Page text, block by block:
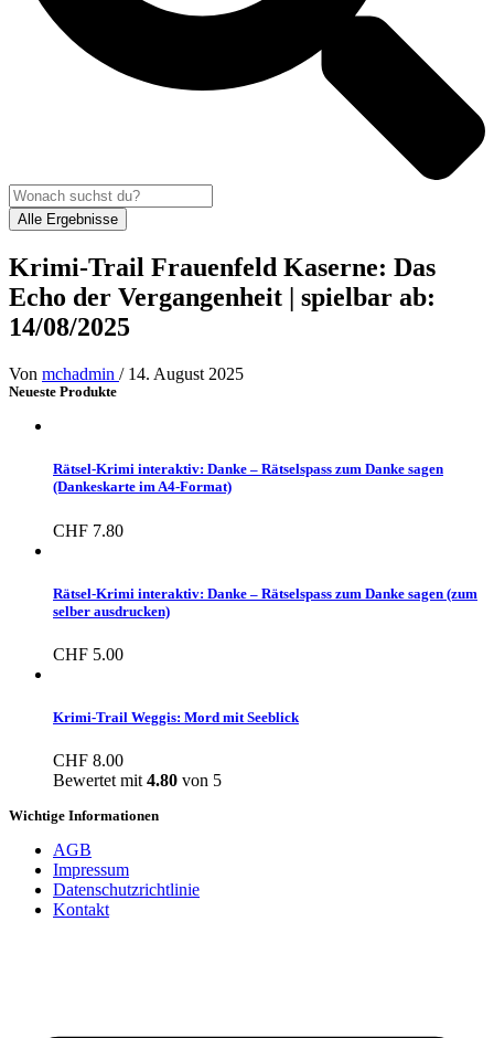
Alle Ergebnisse
Krimi-Trail Frauenfeld Kaserne: Das
Echo der Vergangenheit | spielbar ab:
14/08/2025
Von mchadmin / 14. August 2025
Neueste Produkte
Rätsel-Krimi interaktiv: Danke – Rätselspass zum Danke sagen
(Dankeskarte im A4-Format)
CHF 7.80
Rätsel-Krimi interaktiv: Danke – Rätselspass zum Danke sagen (zum
selber ausdrucken)
CHF 5.00
Krimi-Trail Weggis: Mord mit Seeblick
CHF 8.00
Bewertet mit 4.80 von 5
Wichtige Informationen
AGB
Impressum
Datenschutzrichtlinie
Kontakt